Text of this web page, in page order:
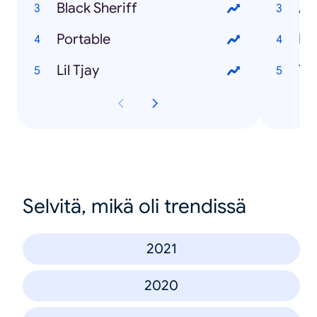
Black Sheriff
Portable
Lil Tjay
Selvitä, mikä oli trendissä
2021
2020